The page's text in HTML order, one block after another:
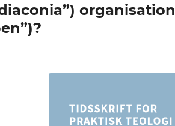
organisation